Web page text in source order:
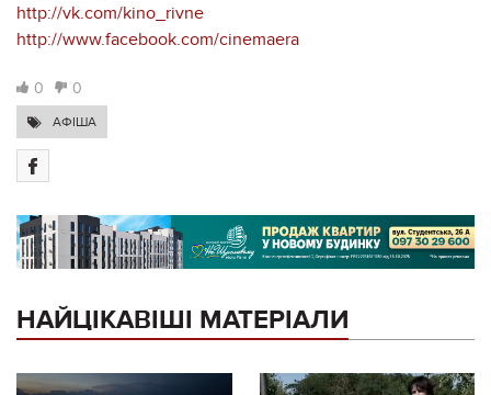
http://vk.com/kino_rivne
http://www.facebook.com/cinemaera
0 0
АФІША
НАЙЦІКАВІШІ МАТЕРІАЛИ